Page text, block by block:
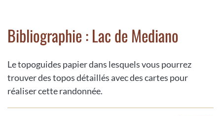
Bibliographie : Lac de Mediano
Le topoguides papier dans lesquels vous pourrez
trouver des topos détaillés avec des cartes pour
réaliser cette randonnée.